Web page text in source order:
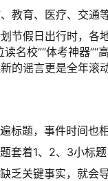
教育、医疗、交通
节假日出行时，各
名校”“体考神器
的谣言更是全年滚动
题，事件时间也相
套着1、2、3小标题
乏关键事实，就会